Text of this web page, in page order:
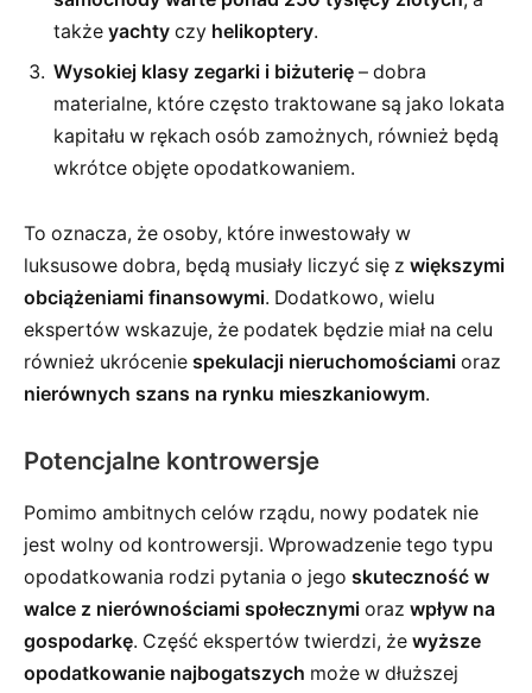
także yachty czy helikoptery.
Wysokiej klasy zegarki i biżuterię – dobra
materialne, które często traktowane są jako lokata
kapitału w rękach osób zamożnych, również będą
wkrótce objęte opodatkowaniem.
To oznacza, że osoby, które inwestowały w
luksusowe dobra, będą musiały liczyć się z większymi
obciążeniami finansowymi. Dodatkowo, wielu
ekspertów wskazuje, że podatek będzie miał na celu
również ukrócenie spekulacji nieruchomościami oraz
nierównych szans na rynku mieszkaniowym.
Potencjalne kontrowersje
Pomimo ambitnych celów rządu, nowy podatek nie
jest wolny od kontrowersji. Wprowadzenie tego typu
opodatkowania rodzi pytania o jego skuteczność w
walce z nierównościami społecznymi oraz wpływ na
gospodarkę. Część ekspertów twierdzi, że wyższe
opodatkowanie najbogatszych może w dłuższej